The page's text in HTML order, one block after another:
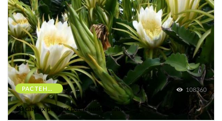
РАСТЕНИЯ 108360
10 самых редких растений Земли